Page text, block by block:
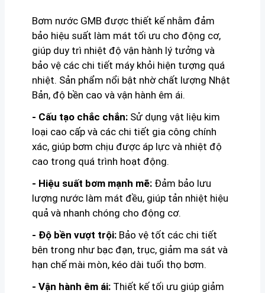
Bơm nước GMB được thiết kế nhằm đảm
bảo hiệu suất làm mát tối ưu cho động cơ,
giúp duy trì nhiệt độ vận hành lý tưởng và
bảo vệ các chi tiết máy khỏi hiện tượng quá
nhiệt. Sản phẩm nổi bật nhờ chất lượng Nhật
Bản, độ bền cao và vận hành êm ái.
- Cấu tạo chắc chắn: Sử dụng vật liệu kim
loại cao cấp và các chi tiết gia công chính
xác, giúp bơm chịu được áp lực và nhiệt độ
cao trong quá trình hoạt động.
- Hiệu suất bơm mạnh mẽ: Đảm bảo lưu
lượng nước làm mát đều, giúp tản nhiệt hiệu
quả và nhanh chóng cho động cơ.
- Độ bền vượt trội: Bảo vệ tốt các chi tiết
bên trong như bạc đạn, trục, giảm ma sát và
hạn chế mài mòn, kéo dài tuổi thọ bơm.
- Vận hành êm ái: Thiết kế tối ưu giúp giảm